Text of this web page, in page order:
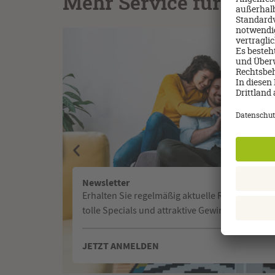
Newsletter
Erhalten Sie regelmäßig aktuelle
tolle Specials und attraktive Gewinnspiele.
JETZT ANMELDEN